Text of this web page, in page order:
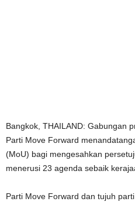
Bangkok, THAILAND: Gabungan
Parti Move Forward
(MoU) bagi mengesahkan
menerusi 23 agenda sebaik
Parti Move Forward dan tujuh